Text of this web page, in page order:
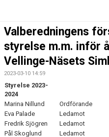
KLUBBKLÄDER
DOKUMENT
Valberedningens
styrelse m.m. inför
Vellinge-Näsets
2023-03-10 14:59
Styrelse 2023-
2024
Marina Nillund
Ordförande
Eva Palade
Ledamot
Fredrik Sjögren
Ledamot
Pål Skoglund
Ledamot